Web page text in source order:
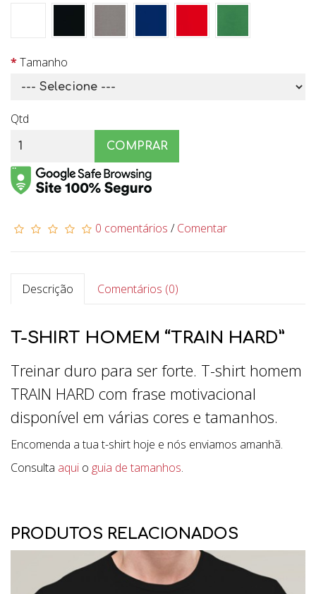
Tamanho
Qtd
COMPRAR
0 comentários /Comentar
Descrição Comentários (0)
T-SHIRT HOMEM “TRAIN HARD”
Treinar duro para ser forte. T-shirt homem
TRAIN HARD com frase motivacional
disponível em várias cores e tamanhos.
Encomenda a tua t-shirt hoje e nós enviamos amanhã.
Consulta aqui o guia de tamanhos.
PRODUTOS RELACIONADOS